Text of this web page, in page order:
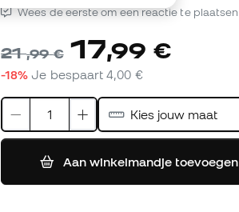
Wees de eerste om een reactie te plaatsen
21,99 € 17,99 €
-18% Je bespaart4,00 €
Kies jouw maat
Aan winkelmandje toevoegen